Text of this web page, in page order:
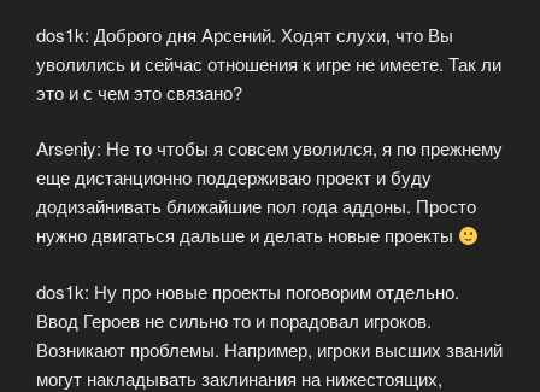
dos1k: Доброго дня Арсений. Ходят слухи, что Вы
уволились и сейчас отношения к игре не имеете. Так ли
это и с чем это связано?
Arseniy: Не то чтобы я совсем уволился, я по прежнему
еще дистанционно поддерживаю проект и буду
додизайнивать ближайшие пол года аддоны. Просто
нужно двигаться дальше и делать новые проекты
dos1k: Ну про новые проекты поговорим отдельно.
Ввод Героев не сильно то и порадовал игроков.
Возникают проблемы. Например, игроки высших званий
могут накладывать заклинания на нижестоящих,